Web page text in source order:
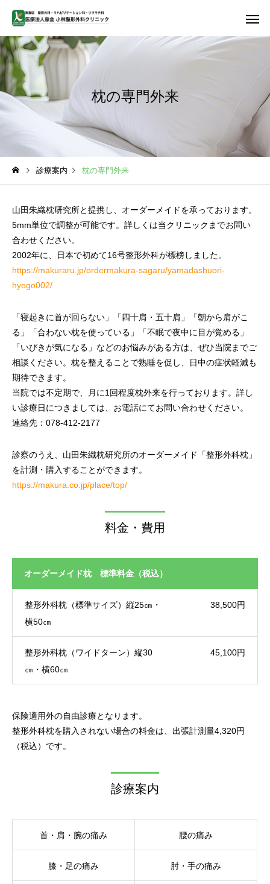
首・肩・腕の痛み 腰の痛
しびれ PFC-FD™
リハビリテーション 足と靴の専
枕の専門外来
診療案内 枕の専門外来
山田朱織枕研究所と提携し、オーダーメイドを承っております。
5mm単位で調整が可能です。詳しくは当クリニックまでお問い
合わせください。
2002年に、日本で初めて16号整形外科が標榜しました。
https://makuraru.jp/ordermakura-sagaru/yamadashuori-
hyogo002/
「寝起きに首が回らない」「四十肩・五十肩」「朝から肩がこ
る」「合わない枕を使っている」「不眠で夜中に目が覚める」
「いびきが気になる」などのお悩みがある方は、ぜひ当院までご
相談ください。枕を整えることで熟睡を促し、日中の症状軽減も
期待できます。
当院では不定期で、月に1回程度枕外来を行っております。詳し
い診療日につきましては、お電話にてお問い合わせください。
連絡先：078-412-2177
診察のうえ、山田朱織枕研究所のオーダーメイド「整形外科枕」
を計測・購入することができます。
https://makura.co.jp/place/top/
料金・費用
オーダーメイド枕 標準料金（税込）
整形外科枕（標準サイズ）縦25㎝・
横50㎝
38,500円
整形外科枕（ワイドターン）縦30
㎝・横60㎝
45,100円
保険適用外の自由診療となります。
整形外科枕を購入されない場合の料金は、出張計測量4,320円
（税込）です。
診療案内
首・肩・腕の痛み 腰の痛み
膝・足の痛み 肘・手の痛み